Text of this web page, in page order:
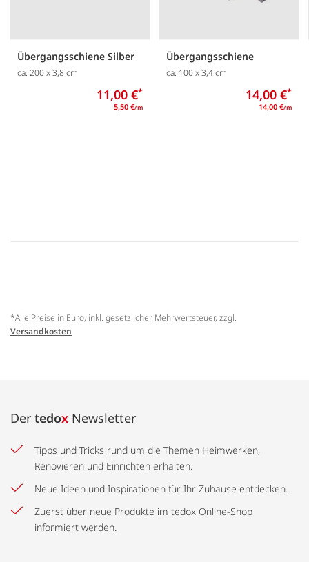
Übergangsschiene Silber
ca. 200 x 3,8 cm
11,00 €*
5,50 €/m
Übergangsschiene
ca. 100 x 3,4 cm
14,00 €*
14,00 €/m
*Alle Preise in Euro, inkl. gesetzlicher Mehrwertsteuer, zzgl.
Versandkosten
Der tedox Newsletter
Tipps und Tricks rund um die Themen Heimwerken,
Renovieren und Einrichten erhalten.
Neue Ideen und Inspirationen für Ihr Zuhause entdecken.
Zuerst über neue Produkte im tedox Online-Shop
informiert werden.